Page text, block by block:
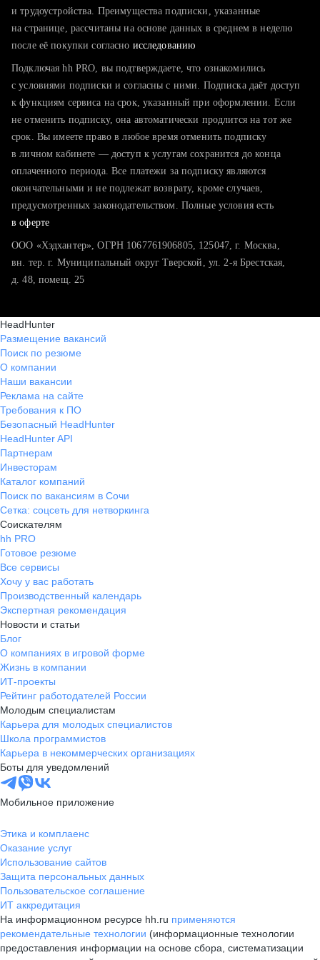
тратите много времени на поиск и вручную поднимаете
хотите сравнить себя с конкурентами и оценить шансы
и трудоустройства. Преимущества подписки, указанные
на странице, рассчитаны на основе данных в среднем в неделю
после её покупки согласно исследованию
Подключая hh PRO, вы подтверждаете, что ознакомились
с условиями подписки и согласны с ними. Подписка даёт доступ
к функциям сервиса на срок, указанный при оформлении. Если
не отменить подписку, она автоматически продлится на тот же
срок. Вы имеете право в любое время отменить подписку
в личном кабинете — доступ к услугам сохранится до конца
оплаченного периода. Все платежи за подписку являются
окончательными и не подлежат возврату, кроме случаев,
предусмотренных законодательством. Полные условия есть
в оферте
ООО «Хэдхантер», ОГРН 1067761906805, 125047, г. Москва,
вн. тер. г. Муниципальный округ Тверской, ул. 2-я Брестская,
д. 48, помещ. 25
HeadHunter
Размещение вакансий
Поиск по резюме
О компании
Наши вакансии
Реклама на сайте
Требования к ПО
Безопасный HeadHunter
HeadHunter API
Партнерам
Инвесторам
Каталог компаний
Поиск по вакансиям в Сочи
Сетка: соцсеть для нетворкинга
Соискателям
hh PRO
Готовое резюме
Все сервисы
Хочу у вас работать
Производственный календарь
Экспертная рекомендация
Новости и статьи
Блог
О компаниях в игровой форме
Жизнь в компании
ИТ-проекты
Рейтинг работодателей России
Молодым специалистам
Карьера для молодых специалистов
Школа программистов
Карьера в некоммерческих организациях
Боты для уведомлений
Мобильное приложение
Этика и комплаенс
Оказание услуг
Использование сайтов
Защита персональных данных
Пользовательское соглашение
ИТ аккредитация
На информационном ресурсе hh.ru применяются
рекомендательные технологии (информационные технологии
предоставления информации на основе сбора, систематизации